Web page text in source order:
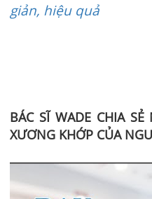
giản, hiệu quả
BÁC SĨ WADE CHIA
XƯƠNG KHỚP CỦA